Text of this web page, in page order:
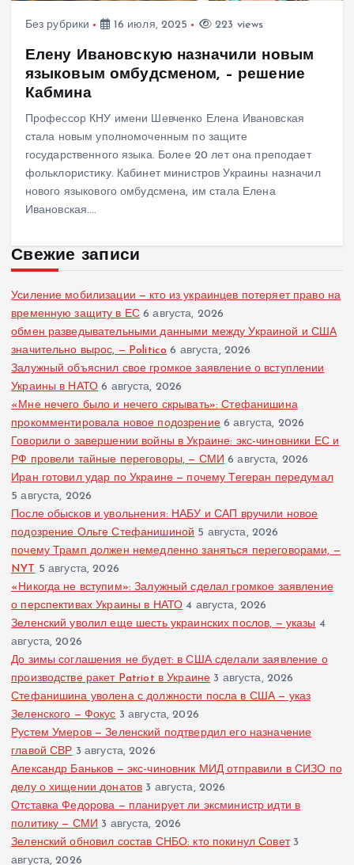
Без рубрики 16 июля, 2025 223 views
Елену Ивановскую назначили новым
языковым омбудсменом, – решение
Кабмина
Профессор КНУ имени Шевченко Елена Ивановская
стала новым уполномоченным по защите
государственного языка. Более 20 лет она преподает
фольклористику. Кабинет министров Украины назначил
нового языкового омбудсмена, им стала Елена
Ивановская.…
Свежие записи
Усиление мобилизации — кто из украинцев потеряет право на
временную защиту в ЕС 6 августа, 2026
обмен разведывательными данными между Украиной и США
значительно вырос, — Politico 6 августа, 2026
Залужный объяснил свое громкое заявление о вступлении
Украины в НАТО 6 августа, 2026
«Мне нечего было и нечего скрывать»: Стефанишина
прокомментировала новое подозрение 6 августа, 2026
Говорили о завершении войны в Украине: экс-чиновники ЕС и
РФ провели тайные переговоры, — СМИ 6 августа, 2026
Иран готовил удар по Украине — почему Тегеран передумал
5 августа, 2026
После обысков и увольнения: НАБУ и САП вручили новое
подозрение Ольге Стефанишиной 5 августа, 2026
почему Трамп должен немедленно заняться переговорами, —
NYT 5 августа, 2026
«Никогда не вступим»: Залужный сделал громкое заявление
о перспективах Украины в НАТО 4 августа, 2026
Зеленский уволил еще шесть украинских послов, — указы 4
августа, 2026
До зимы соглашения не будет: в США сделали заявление о
производстве ракет Patriot в Украине 3 августа, 2026
Стефанишина уволена с должности посла в США — указ
Зеленского — Фокус 3 августа, 2026
Рустем Умеров — Зеленский подтвердил его назначение
главой СВР 3 августа, 2026
Александр Баньков — экс-чиновник МИД отправили в СИЗО по
делу о хищении донатов 3 августа, 2026
Отставка Федорова — планирует ли эксминистр идти в
политику — СМИ 3 августа, 2026
Зеленский обновил состав СНБО: кто покинул Совет 3
августа, 2026